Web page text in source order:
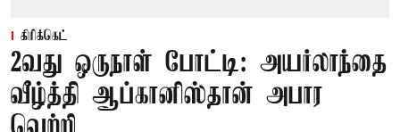
கிரிக்கெட்
2வது ஒருநாள் போட்டி: அயர்லாந்தை
வீழ்த்தி ஆப்கானிஸ்தான் அபார